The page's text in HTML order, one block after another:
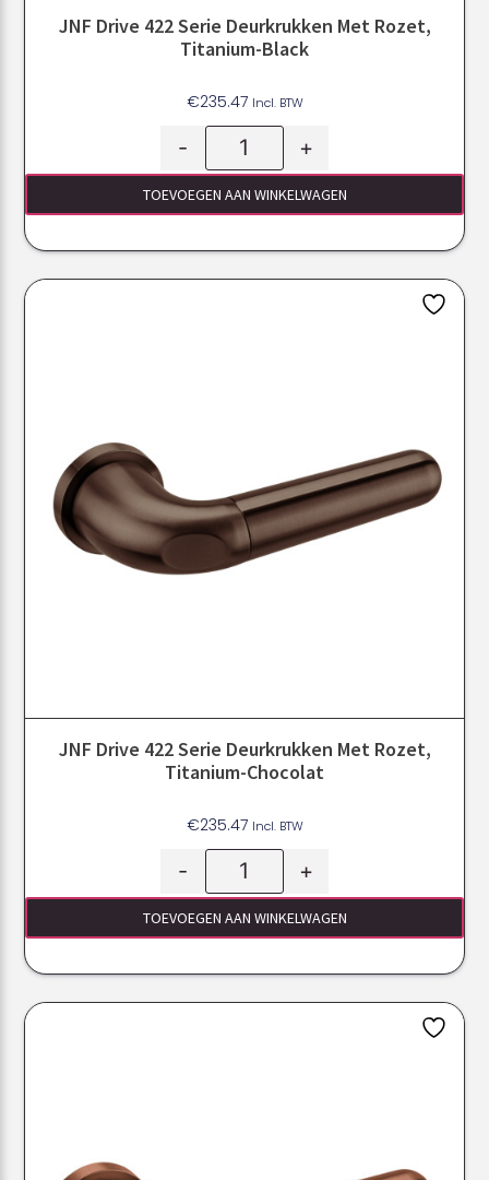
JNF Drive 422 Serie Deurkrukken Met Rozet,
Titanium-Black
€235.47 Incl. BTW
- +
TOEVOEGEN AAN WINKELWAGEN
JNF Drive 422 Serie Deurkrukken Met Rozet,
Titanium-Chocolat
€235.47 Incl. BTW
- +
TOEVOEGEN AAN WINKELWAGEN